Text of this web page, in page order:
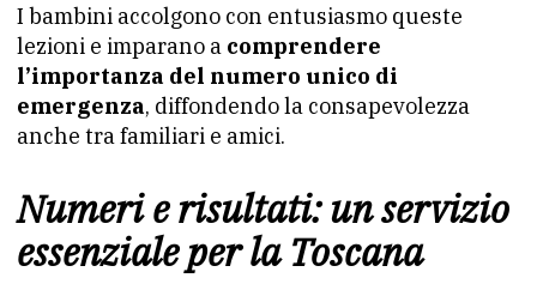
I bambini accolgono con entusiasmo queste
lezioni e imparano a comprendere
l’importanza del numero unico di
emergenza, diffondendo la consapevolezza
anche tra familiari e amici.
Numeri e risultati: un servizio
essenziale per la Toscana